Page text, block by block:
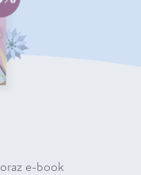
oraz e-book